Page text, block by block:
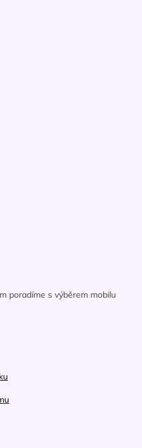
poradíme s výběrem mobilu